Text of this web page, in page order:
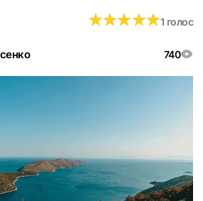
740
★★★★★
★★★★★1 голос